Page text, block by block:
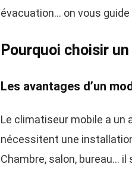
évacuation… on vous
Pourquoi choisir
Les avantages d’un
Le climatiseur mobile a un
nécessitent une
Chambre, salon, bureau…